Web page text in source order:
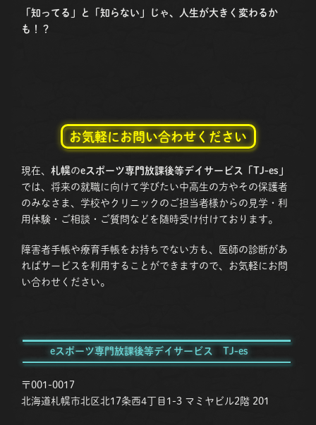
「知ってる」と「知らない」じゃ、人生が大きく変わるか
も！？
お気軽にお問い合わせください
現在、 札幌のeスポーツ専門放課後等デイサービス「TJ-es」
では、将来の就職に向けて学びたい中高生の方やその保護者
のみなさま、学校やクリニックのご担当者様からの見学・利
用体験・ご相談・ご質問などを随時受け付けております。
障害者手帳や療育手帳をお持ちでない方も、医師の診断があ
ればサービスを利用することができますので、お気軽にお問
い合わせください。
eスポーツ専門放課後等デイサービス TJ-es
〒001-0017
北海道札幌市北区北17条西4丁目1-3 マミヤビル2階 201